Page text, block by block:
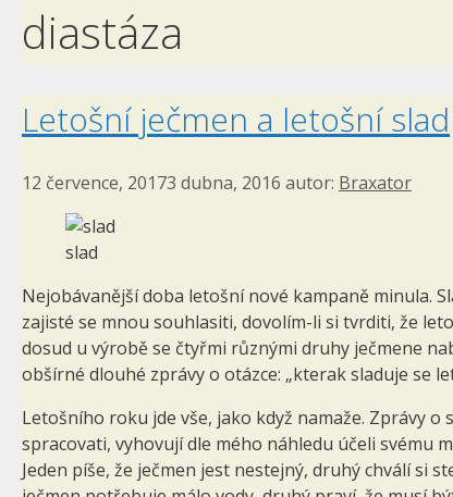
diastáza
Letošní ječmen a letošní slad
12 července, 20173 dubna, 2016 autor: Braxator
slad
Nejobávanější doba letošní nové kampaně minula.
zajisté se mnou souhlasiti, dovolím-li si tvrditi, že
dosud u výrobě se čtyřmi různými druhy ječmene
obšírné dlouhé zprávy o otázce: „kterak sladuje se
Letošního roku jde vše, jako když namaže. Zprávy
spracovati, vyhovují dle mého náhledu účeli svému
Jeden píše, že ječmen jest nestejný, druhý chválí si